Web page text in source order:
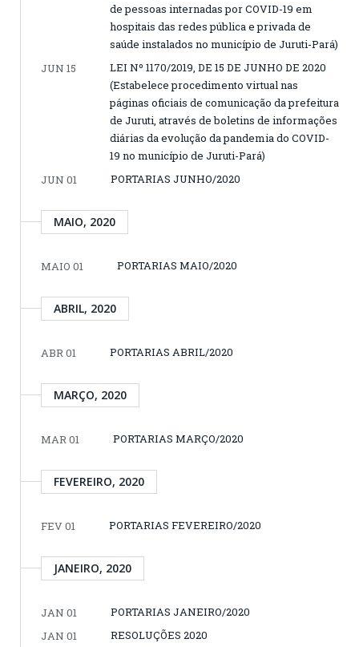
de pessoas internadas por COVID-19 em
hospitais das redes pública e privada de
saúde instalados no município de Juruti-Pará)
JUN 15
LEI Nº 1170/2019, DE 15 DE JUNHO DE 2020
(Estabelece procedimento virtual nas
páginas oficiais de comunicação da prefeitura
de Juruti, através de boletins de informações
diárias da evolução da pandemia do COVID-
19 no município de Juruti-Pará)
JUN 01
PORTARIAS JUNHO/2020
MAIO, 2020
MAIO 01 PORTARIAS MAIO/2020
ABRIL, 2020
ABR 01 PORTARIAS ABRIL/2020
MARÇO, 2020
MAR 01 PORTARIAS MARÇO/2020
FEVEREIRO, 2020
FEV 01 PORTARIAS FEVEREIRO/2020
JANEIRO, 2020
JAN 01
PORTARIAS JANEIRO/2020
JAN 01
RESOLUÇÕES 2020